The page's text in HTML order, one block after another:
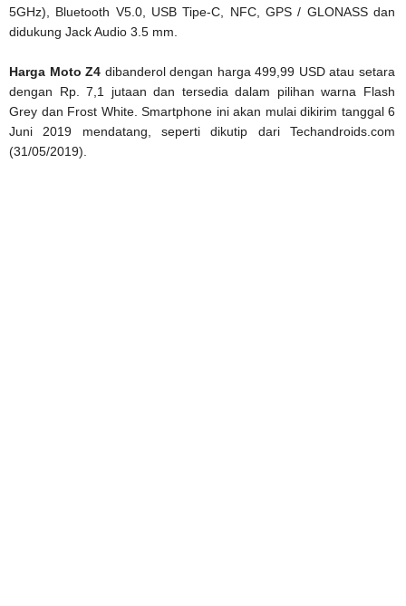
5GHz), Bluetooth V5.0, USB Tipe-C, NFC, GPS / GLONASS dan
didukung Jack Audio 3.5 mm.
Harga Moto Z4 dibanderol dengan harga 499,99 USD atau setara
dengan Rp. 7,1 jutaan dan tersedia dalam pilihan warna Flash
Grey dan Frost White. Smartphone ini akan mulai dikirim tanggal 6
Juni 2019 mendatang, seperti dikutip dari Techandroids.com
(31/05/2019).